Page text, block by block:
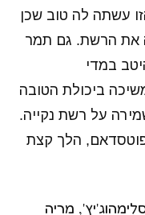
עשתה לה טוב שכן
את הרשת. גם תמר
במדי
ביכולת הטובה
וסיוע בשמירה על רשת נקייה.
פוטסדאם, הלך קצת
מריה